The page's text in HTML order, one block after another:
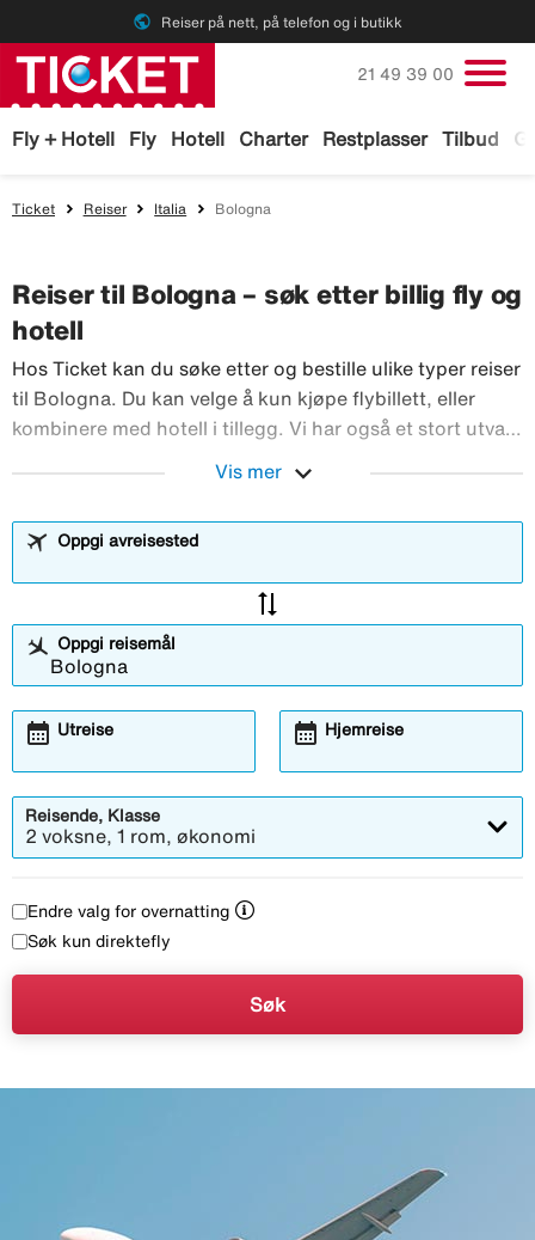
public Reiser på nett, på telefon og i butikk
Fly + Hotell Fly Hotell Charter Restplasser Tilbud
Ring oss på
21 49 39 00
Ticket Reiser Italia Bologna
Reiser til Bologna – søk etter billig fly og
hotell
Hos Ticket kan du søke etter og bestille ulike typer reiser
til Bologna. Du kan velge å kun kjøpe flybillett, eller
kombinere med hotell i tillegg. Vi har også et stort utvalg
hvis noe skulle skje.
Vis mer expand_more
Oppgi avreisested
sync_alt
Oppgi reisemål
Utreise
calendar_month Hjemreise
calendar_month
Reisende, Klasse
2 voksne, 1 rom, økonomi
Endre valg for overnatting
Søk kun direktefly
Søk